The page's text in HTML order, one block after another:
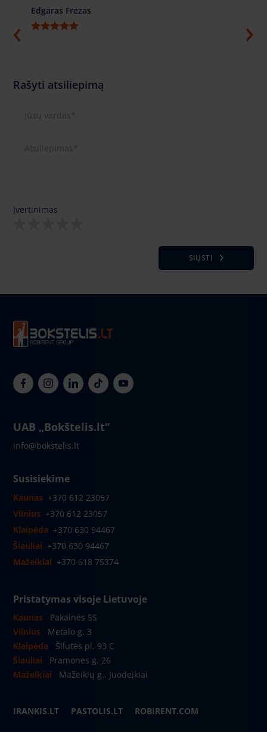
Edgaras Frėzas
Rašyti atsiliepimą
Įvertinimas
SIŲSTI
UAB „Bokštelis.lt“
info@bokstelis.lt
Susisiekime
Kaunas +370 612 23057
Vilnius +370 612 23057
Klaipėda +370 630 94467
Šiauliai +370 630 94467
Mažeikiai +370 618 75374
Pristatymas visoje Lietuvoje
Kaunas
Pakalnės 5S
Vilnius
Metalo g. 3
Klaipėda
Šilutės pl. 93 C
Šiauliai
Pramones g. 26
Mažeikiai
Mažeikių g., Juodeikiai
IRANKIS.LT PASTOLIS.LT ROBIRENT.COM